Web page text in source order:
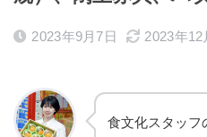
2023年9月7日 2023年12
食文化スタッフ